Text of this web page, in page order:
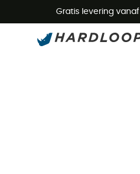
Gratis levering vanaf